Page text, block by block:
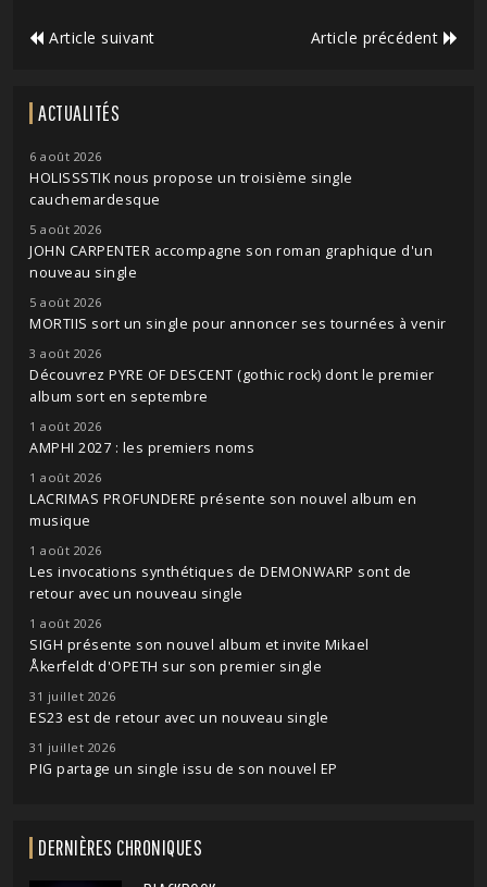
Article suivant Article précédent
ACTUALITÉS
6 août 2026
HOLISSSTIK nous propose un troisième single
cauchemardesque
5 août 2026
JOHN CARPENTER accompagne son roman graphique d'un
nouveau single
5 août 2026
MORTIIS sort un single pour annoncer ses tournées à venir
3 août 2026
Découvrez PYRE OF DESCENT (gothic rock) dont le premier
album sort en septembre
1 août 2026
AMPHI 2027 : les premiers noms
1 août 2026
LACRIMAS PROFUNDERE présente son nouvel album en
musique
1 août 2026
Les invocations synthétiques de DEMONWARP sont de
retour avec un nouveau single
1 août 2026
SIGH présente son nouvel album et invite Mikael
Åkerfeldt d'OPETH sur son premier single
31 juillet 2026
ES23 est de retour avec un nouveau single
31 juillet 2026
PIG partage un single issu de son nouvel EP
DERNIÈRES CHRONIQUES